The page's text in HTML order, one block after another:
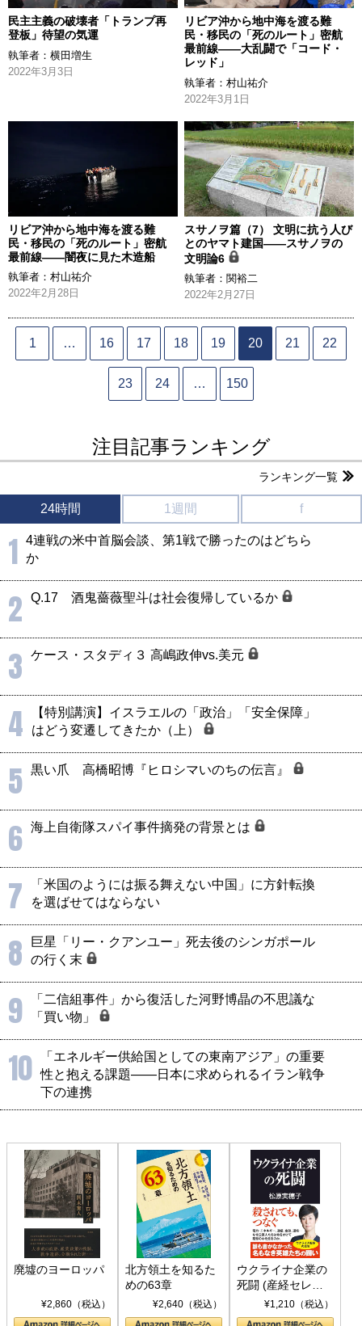
民主主義の破壊者「トランプ再
登板」待望の気運
執筆者： 横田増生
2022年3月3日
リビア沖から地中海を渡る難
民・移民の「死のルート」密航
最前線―—大乱闘で「コード・
レッド」
執筆者：村山祐介
2022年3月1日
リビア沖から地中海を渡る難
民・移民の「死のルート」密航
最前線―—闇夜に見た木造船
執筆者： 村山祐介
2022年2月28日
スサノヲ篇（7） 文明に抗う人び
とのヤマト建国――スサノヲの
文明論6
執筆者： 関裕二
2022年2月27日
1 … 16 17 18 19 20 21 22
23 24 … 150
注目記事ランキング
ランキング一覧
24時間 1週間 f
1 4連戦の米中首脳会談、第1戦で勝ったのはどちら
か
2 Q.17 酒鬼薔薇聖斗は社会復帰しているか
3 ケース・スタディ３ 高嶋政伸vs.美元
4
【特別講演】イスラエルの「政治」「安全保障」
はどう変遷してきたか（上）
5 黒い爪 高橋昭博『ヒロシマいのちの伝言』
6 海上自衛隊スパイ事件摘発の背景とは
7
「米国のようには振る舞えない中国」に方針転換
を選ばせてはならない
8
巨星「リー・クアンユー」死去後のシンガポール
の行く末
9
「二信組事件」から復活した河野博晶の不思議な
「買い物」
10
「エネルギー供給国としての東南アジア」の重要
性と抱える課題――日本に求められるイラン戦争
下の連携
廃墟のヨーロッパ
¥2,860（税込）
北方領土を知るた
めの63章
¥2,640（税込）
ウクライナ企業の
死闘 (産経セレク
ト S 039)¥1,210（税込）